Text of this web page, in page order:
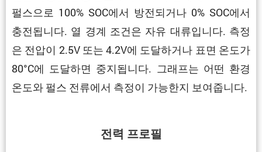
펄스으로 100% SOC에서 방전되거나 0% SOC에서
충전됩니다. 열 경계 조건은 자유 대류입니다. 측정
은 전압이 2.5V 또는 4.2V에 도달하거나 표면 온도가
80°C에 도달하면 중지됩니다. 그래프는 어떤 환경
온도와 펄스 전류에서 측정이 가능한지 보여줍니다.
전력 프로필